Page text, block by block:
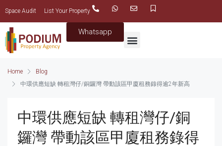
Space Audit List Your Property
Whatsapp
Home
Blog
中環供應短缺 轉租灣仔/銅鑼灣 帶動該區甲廈租務錄得逾2年新高
中環供應短缺 轉租灣仔/銅
鑼灣 帶動該區甲廈租務錄得